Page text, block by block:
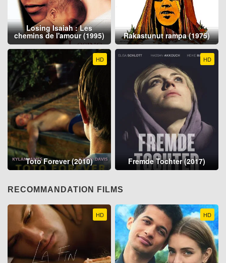
Losing Isaiah : Les
chemins de l'amour (1995) Rakastunut rampa (1975)
HD
Toto Forever (2010)
HD
Fremde Tochter (2017)
RECOMMANDATION FILMS
HD HD